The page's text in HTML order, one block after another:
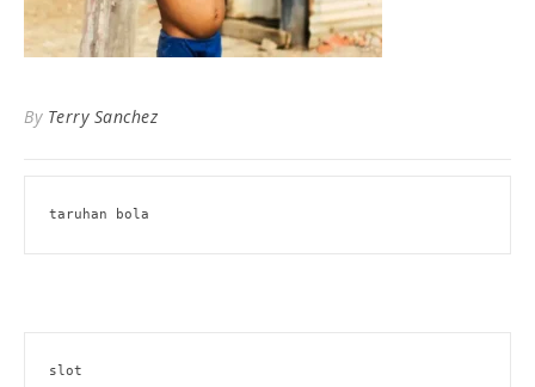
By Terry Sanchez
taruhan bola
slot